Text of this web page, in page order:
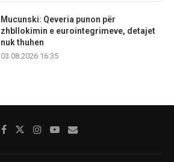
Mucunski: Qeveria punon për
zhbllokimin e eurointegrimeve, detajet
nuk thuhen
03.08.2026 16:35